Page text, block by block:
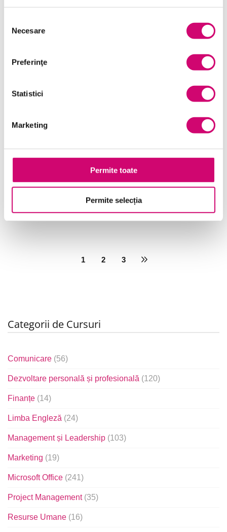
consimțământului
Necesare
Preferinţe
Statistici
Marketing
Permite toate
Permite selecția
Categorii de Cursuri
Comunicare (56)
Dezvoltare personală și profesională (120)
Finanțe (14)
Limba Engleză (24)
Management și Leadership (103)
Marketing (19)
Microsoft Office (241)
Project Management (35)
Resurse Umane (16)
30 minute Toate Nivelele
Vezi Detalii
1 2 3